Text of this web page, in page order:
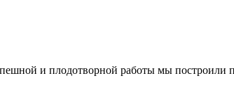
и плодотворной работы мы построили